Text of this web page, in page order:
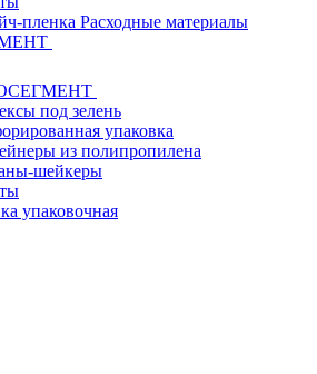
пленка Расходные материалы
под зелень
упаковка
из полипропилена
шейкеры
упаковочная